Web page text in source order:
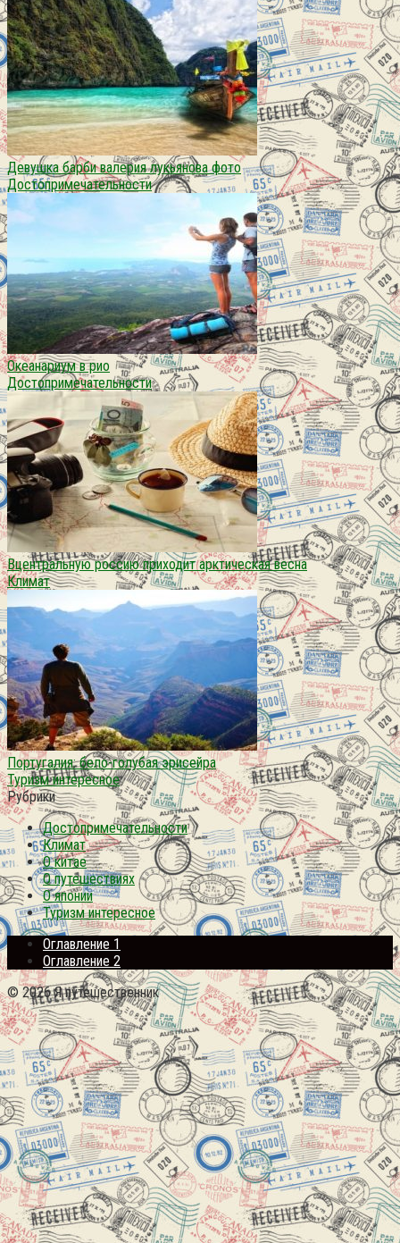
Девушка барби валерия лукьянова фото
Достопримечательности
Океанариум в рио
Достопримечательности
Вцентральную россию приходит арктическая весна
Климат
Португалия: бело-голубая эрисейра
Туризм интересное
Рубрики
Достопримечательности
Климат
О китае
О путешествиях
О японии
Туризм интересное
Оглавление 1
Оглавление 2
© 2026 Я путешественник